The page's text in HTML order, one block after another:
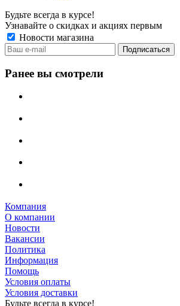
Будьте всегда в курсе!
Узнавайте о скидках и акциях первым
Новости магазина
Ранее вы смотрели
Компания
О компании
Новости
Вакансии
Политика
Информация
Помощь
Условия оплаты
Условия доставки
Будьте всегда в курсе!